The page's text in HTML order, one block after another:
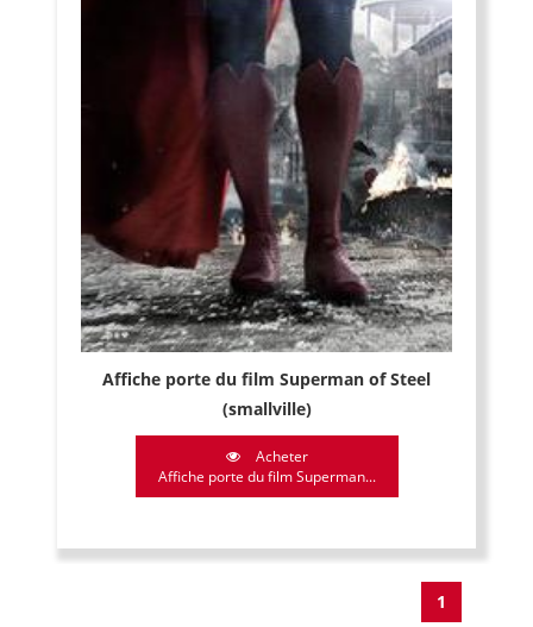
Affiche porte du film Superman of Steel
(smallville)
Acheter
Affiche porte du film Superman...
1